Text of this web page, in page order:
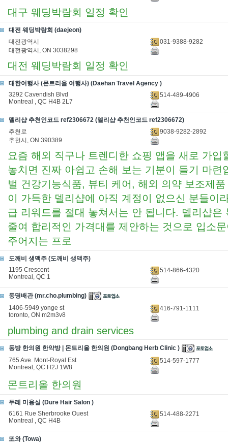
대구 웨딩박람회 일정 확인
대전 웨딩박람회 (daejeon)
대전광역시
대전광역시, ON 3038298
031-9388-9282
대전 웨딩박람회 일정 확인
대한여행사 (몬트리올 여행사) (Daehan Travel Agency )
3292 Cavendish Blvd
Montreal , QC H4B 2L7
514-489-4906
델리샵 추천인코드 ref2306672 (델리샵 추천인코드 ref2306672)
추천로
추천시, ON 390389
9038-9282-2892
요즘 해외 직구나 트렌디한 쇼핑 앱을 새로 가입
놓치면 진짜 아쉽고 손해 보는 기분이 들기 마련
벌 건강기능식품, 뷰티 케어, 해외 의약 보조제
이 가득한 델리샵에 아직 계정이 없으신 분들이
급 리워드를 절대 놓쳐서는 안 됩니다. 델리샵은
줄여 합리적인 가격대를 제안하는 것으로 입소
주어지는 프로
도깨비 생맥주 (도깨비 생맥주)
1195 Crescent
Montreal, QC 1
514-866-4320
동명배관 (mr.cho.plumbing)
1406-5949 yonge st
toronto, ON m2m3v8
416-791-1111
plumbing and drain services
동방 한의원 한약방 | 몬트리올 한의원 (Dongbang Herb Clinic )
765 Ave. Mont-Royal Est
Montreal, QC H2J 1W8
514-597-1777
몬트리올 한의원
두레 미용실 (Dure Hair Salon )
6161 Rue Sherbrooke Ouest
Montreal , QC H4B
514-488-2271
또와 (Towa)